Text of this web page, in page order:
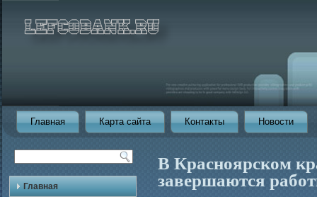
Главная Карта сайта Контакты Новости
Главная
В Красноярском
завершаются